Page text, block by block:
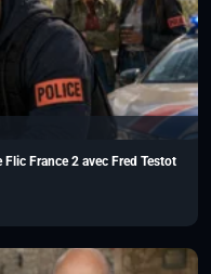
France 2 avec Fred Testot